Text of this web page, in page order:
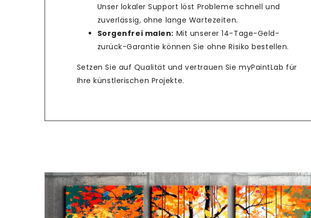
Unser lokaler Support löst Probleme schnell und
zuverlässig, ohne lange Wartezeiten.
Sorgenfrei malen: Mit unserer 14-Tage-Geld-
zurück-Garantie können Sie ohne Risiko bestellen.
Setzen Sie auf Qualität und vertrauen Sie myPaintLab für
Ihre künstlerischen Projekte.